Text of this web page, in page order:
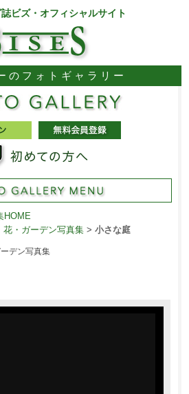
ビズ・オフィシャルサイト
のフォトギャラリー
HOME
花・ガーデン写真集> 小さな庭
デン写真集